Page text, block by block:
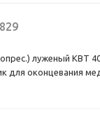
луженый КВТ
для оконцевания
соединительной